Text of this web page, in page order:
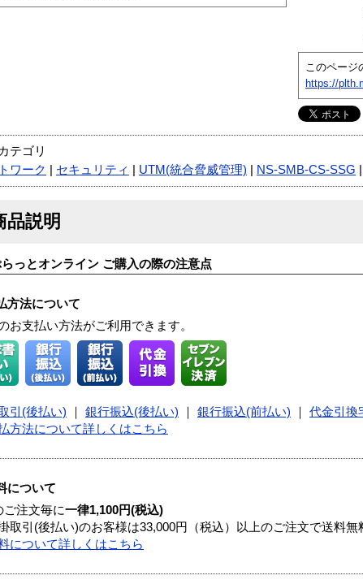
このページ
https://
テゴリ
ワーク
セキュリティ UTM(統合脅威管理) NS-SMB-CS-SSG
品説明
っとオンライン ご購入の際の注意点
方法について
お支払い方法がご利用できます。
引(後払い) 銀行振込(後払い) 銀行振込(前払い) 代金引換
方法について詳しくはこちら
について
ご注文毎に一律1,100円(税込)
取引(後払い)のお客様は33,000円（税込）以上のご注文で送料無
について詳しくはこちら